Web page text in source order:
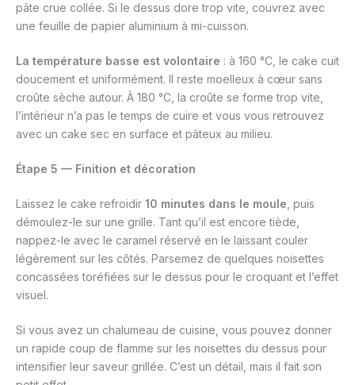
pâte crue collée. Si le dessus dore trop vite, couvrez avec
une feuille de papier aluminium à mi-cuisson.
La température basse est volontaire : à 160 °C, le cake cuit
doucement et uniformément. Il reste moelleux à cœur sans
croûte sèche autour. À 180 °C, la croûte se forme trop vite,
l’intérieur n’a pas le temps de cuire et vous vous retrouvez
avec un cake sec en surface et pâteux au milieu.
Étape 5 — Finition et décoration
Laissez le cake refroidir 10 minutes dans le moule , puis
démoulez-le sur une grille. Tant qu’il est encore tiède,
nappez-le avec le caramel réservé en le laissant couler
légèrement sur les côtés. Parsemez de quelques noisettes
concassées toréfiées sur le dessus pour le croquant et l’effet
visuel.
Si vous avez un chalumeau de cuisine, vous pouvez donner
un rapide coup de flamme sur les noisettes du dessus pour
intensifier leur saveur grillée. C’est un détail, mais il fait son